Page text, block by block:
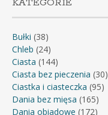
Bułki (38)
Chleb (24)
Ciasta (144)
Ciasta bez pieczenia (30)
Ciastka i ciasteczka (95)
Dania bez mięsa (165)
Dania obiadowe (172)